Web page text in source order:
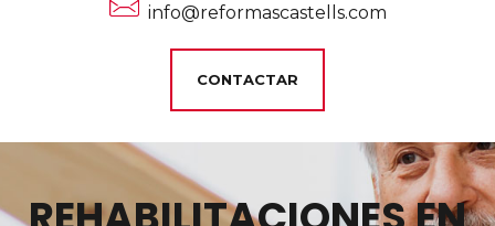
info@reformascastells.com
CONTACTAR